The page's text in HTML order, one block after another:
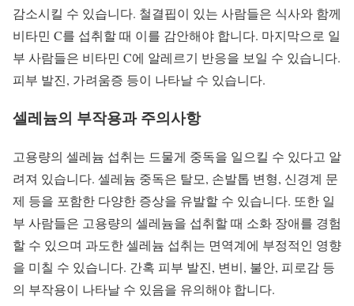
감소시킬 수 있습니다. 철결핍이 있는 사람들은 식사와 함께
비타민 C를 섭취할 때 이를 감안해야 합니다. 마지막으로 일
부 사람들은 비타민 C에 알레르기 반응을 보일 수 있습니다.
피부 발진, 가려움증 등이 나타날 수 있습니다.
셀레늄의 부작용과 주의사항
고용량의 셀레늄 섭취는 드물게 중독을 일으킬 수 있다고 알
려져 있습니다. 셀레늄 중독은 탈모, 손발톱 변형, 신경계 문
제 등을 포함한 다양한 증상을 유발할 수 있습니다. 또한 일
부 사람들은 고용량의 셀레늄을 섭취할 때 소화 장애를 경험
할 수 있으며 과도한 셀레늄 섭취는 면역계에 부정적인 영향
을 미칠 수 있습니다. 간혹 피부 발진, 변비, 불안, 피로감 등
의 부작용이 나타날 수 있음을 유의해야 합니다.